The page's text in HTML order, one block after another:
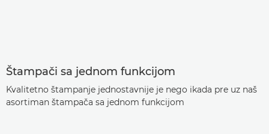
Štampači sa jednom funkcijom
Kvalitetno štampanje jednostavnije je nego ikada pre uz naš
asortiman štampača sa jednom funkcijom